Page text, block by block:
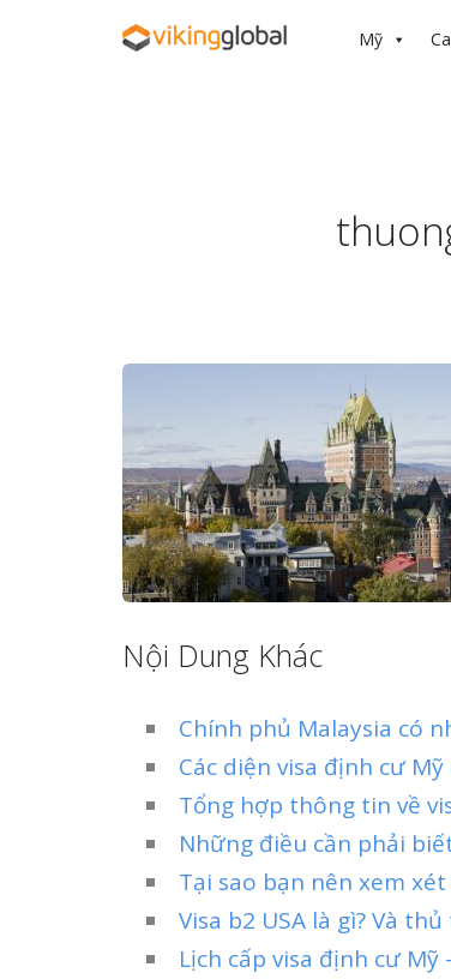
Mỹ
Nội Dung Khác
Chính phủ Malaysia có
Các diện visa định cư
Tổng hợp thông tin về
Những điều cần phải
Tại sao bạn nên xem xét
Visa b2 USA là gì? Và
Lịch cấp visa định cư